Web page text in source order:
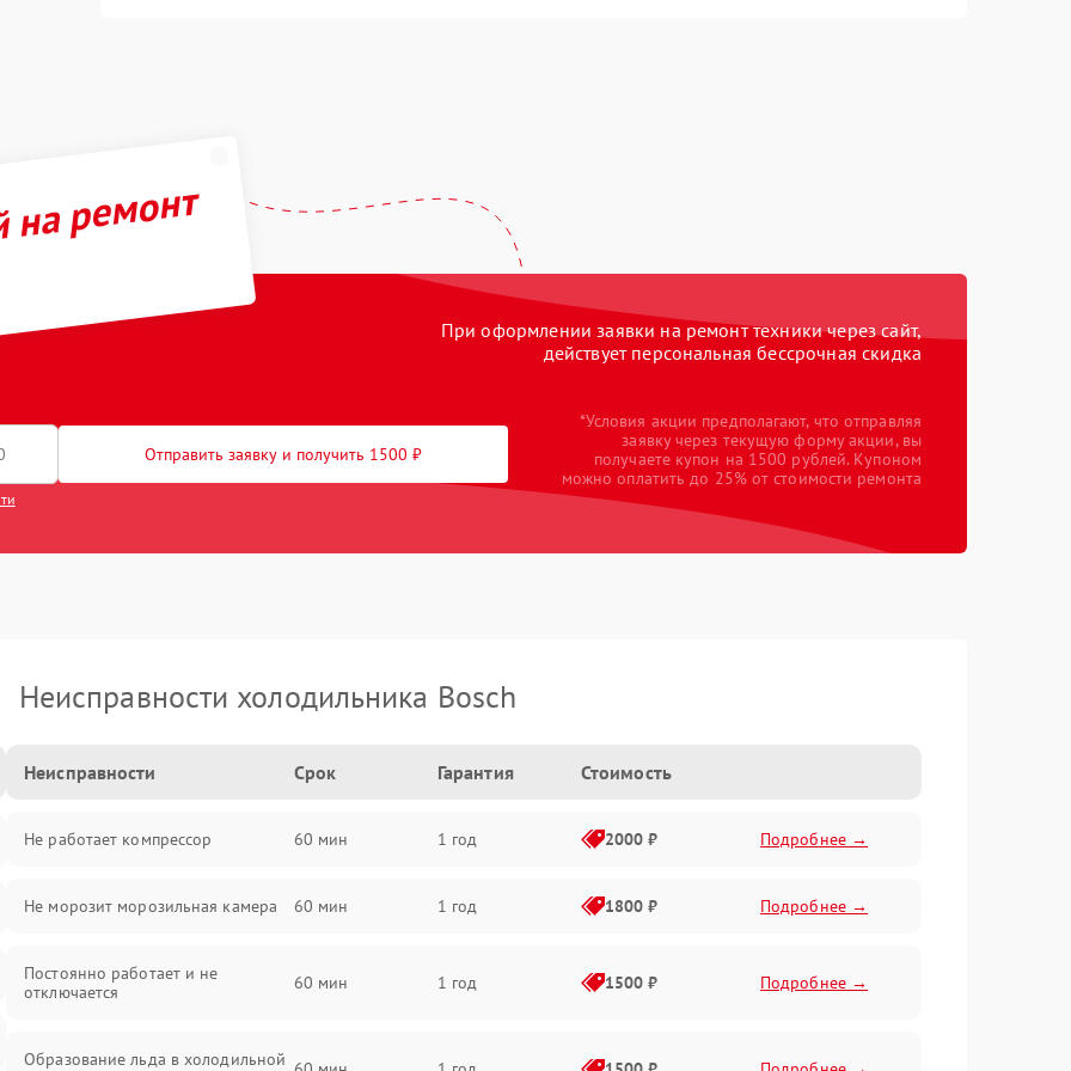
ремонт
При оформлении заявки на ремонт техники через сайт,
действует персональная бессрочная скидка
Отправить заявку и получить 1500 ₽
*Условия акции предполагают, что отправляя
заявку через текущую форму акции, вы
получаете купон на 1500 рублей. Купоном
можно оплатить до 25% от стоимости ремонта
Неисправности холодильника Bosch
Неисправности Срок Гарантия Стоимость
Не работает компрессор 60 мин 1 год 2000 ₽ Подробнее →
Не морозит морозильная камера 60 мин 1 год 1800 ₽ Подробнее →
Постоянно работает и не
отключается
60 мин 1 год 1500 ₽ Подробнее →
Образование льда в холодильной